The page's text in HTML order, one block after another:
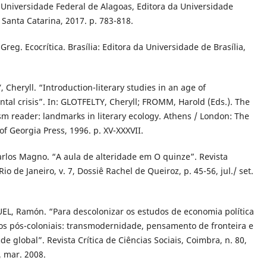
Federal de Alagoas, Editora da Universidade
Catarina, 2017. p. 783-818.
Greg. Ecocrítica. Brasília: Editora da Universidade de Brasília,
Cheryll. “Introduction-literary studies in an age of
crisis”. In: GLOTFELTY, Cheryll; FROMM, Harold (Eds.). The
reader: landmarks in literary ecology. Athens / London: The
Georgia Press, 1996. p. XV-XXXVII.
Magno. “A aula de alteridade em O quinze”. Revista
de Janeiro, v. 7, Dossiê Rachel de Queiroz, p. 45-56, jul./ set.
Ramón. “Para descolonizar os estudos de economia política
pós-coloniais: transmodernidade, pensamento de fronteira e
global”. Revista Crítica de Ciências Sociais, Coimbra, n. 80,
mar. 2008.